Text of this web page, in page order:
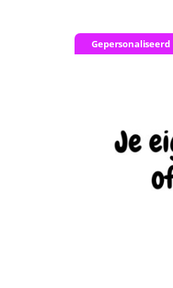
Gepersonaliseerd